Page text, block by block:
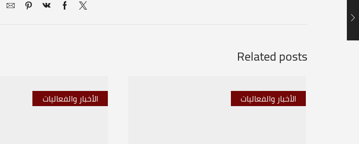
Related posts
الأخبار والفعاليات الأخبار والفعاليات